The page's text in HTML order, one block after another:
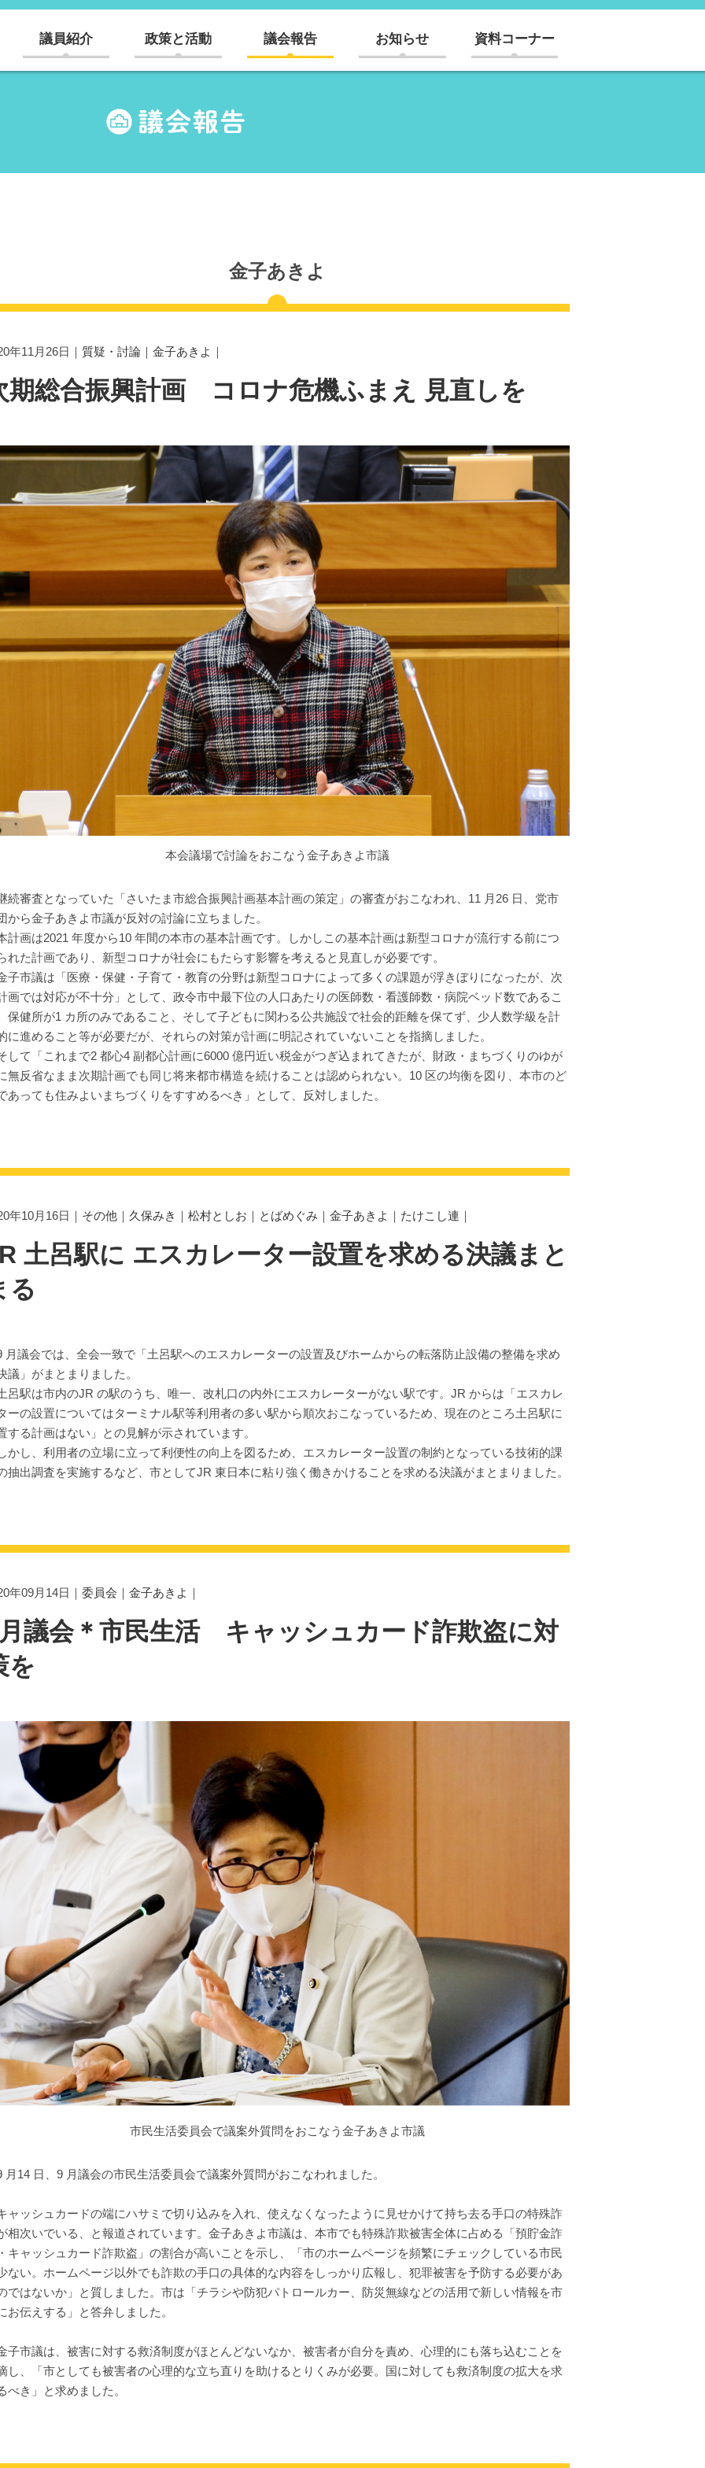
議員紹介 政策と活動 議会報告 お知らせ 資料コーナー
金子あきよ
年11月26日｜ 質疑・討論 ｜ 金子あきよ ｜
期総合振興計画 コロナ危機ふまえ 見直しを
本会議場で討論をおこなう金子あきよ市議
続審査となっていた「さいたま市総合振興計画基本計画の策定」の審査がおこなわれ、11 月26 日、党市
から金子あきよ市議が反対の討論に立ちました。
計画は2021 年度から10 年間の本市の基本計画です。しかしこの基本計画は新型コロナが流行する前につ
れた計画であり、新型コロナが社会にもたらす影響を考えると見直しが必要です。
子市議は「医療・保健・子育て・教育の分野は新型コロナによって多くの課題が浮きぼりになったが、次
画では対応が不十分」として、政令市中最下位の人口あたりの医師数・看護師数・病院ベッド数であるこ
保健所が1 カ所のみであること、そして子どもに関わる公共施設で社会的距離を保てず、少人数学級を計
に進めること等が必要だが、それらの対策が計画に明記されていないことを指摘しました。
して「これまで2 都心4 副都心計画に6000 億円近い税金がつぎ込まれてきたが、財政・まちづくりのゆが
無反省なまま次期計画でも同じ将来都市構造を続けることは認められない。10 区の均衡を図り、本市のど
あっても住みよいまちづくりをすすめるべき」として、反対しました。
年10月16日｜ その他 ｜ 久保みき ｜ 松村としお ｜ とばめぐみ ｜ 金子あきよ ｜ たけこし連 ｜
土呂駅に エスカレーター設置を求める決議まと
る
議会では、全会一致で「土呂駅へのエスカレーターの設置及びホームからの転落防止設備の整備を求め
議」がまとまりました。
呂駅は市内のJR の駅のうち、唯一、改札口の内外にエスカレーターがない駅です。JR からは「エスカレ
ーの設置についてはターミナル駅等利用者の多い駅から順次おこなっているため、現在のところ土呂駅に
する計画はない」との見解が示されています。
かし、利用者の立場に立って利便性の向上を図るため、エスカレーター設置の制約となっている技術的課
抽出調査を実施するなど、市としてJR 東日本に粘り強く働きかけることを求める決議がまとまりました。
年09月14日｜ 委員会 ｜ 金子あきよ ｜
議会＊市民生活 キャッシュカード詐欺盗に対
を
市民生活委員会で議案外質問をおこなう金子あきよ市議
14 日、9 月議会の市民生活委員会で議案外質問がおこなわれました。
ャッシュカードの端にハサミで切り込みを入れ、使えなくなったように見せかけて持ち去る手口の特殊詐
相次いでいる、と報道されています。金子あきよ市議は、本市でも特殊詐欺被害全体に占める「預貯金詐
キャッシュカード詐欺盗」の割合が高いことを示し、「市のホームページを頻繁にチェックしている市民
ない。ホームページ以外でも詐欺の手口の具体的な内容をしっかり広報し、犯罪被害を予防する必要があ
ではないか」と質しました。市は「チラシや防犯パトロールカー、防災無線などの活用で新しい情報を市
お伝えする」と答弁しました。
子市議は、被害に対する救済制度がほとんどないなか、被害者が自分を責め、心理的にも落ち込むことを
し、「市としても被害者の心理的な立ち直りを助けるとりくみが必要。国に対しても救済制度の拡大を求
べき」と求めました。